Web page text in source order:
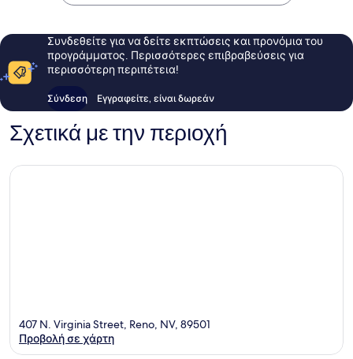
Συνδεθείτε για να δείτε εκπτώσεις και προνόμια του
προγράμματος. Περισσότερες επιβραβεύσεις για
περισσότερη περιπέτεια!
Σύνδεση Εγγραφείτε, είναι δωρεάν
Σχετικά με την περιοχή
407 N. Virginia Street, Reno, NV, 89501
Προβολή σε χάρτη